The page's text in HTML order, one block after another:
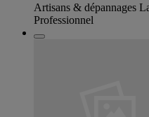
Artisans & dépannages
Professionnel